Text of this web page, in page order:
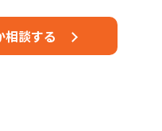
相談する